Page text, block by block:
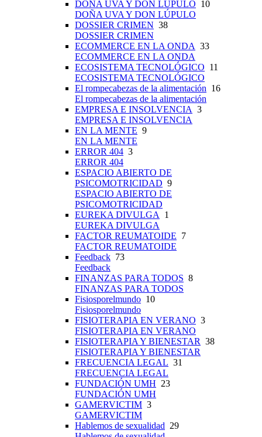
DOÑA UVA Y DON LÚPULO 10
DOÑA UVA Y DON LÚPULO
DOSSIER CRIMEN 38
DOSSIER CRIMEN
ECOMMERCE EN LA ONDA 33
ECOMMERCE EN LA ONDA
ECOSISTEMA TECNOLÓGICO 11
ECOSISTEMA TECNOLÓGICO
El rompecabezas de la alimentación 16
El rompecabezas de la alimentación
EMPRESA E INSOLVENCIA 3
EMPRESA E INSOLVENCIA
EN LA MENTE 9
EN LA MENTE
ERROR 404 3
ERROR 404
ESPACIO ABIERTO DE
PSICOMOTRICIDAD 9
ESPACIO ABIERTO DE
PSICOMOTRICIDAD
EUREKA DIVULGA
1
EUREKA DIVULGA
FACTOR REUMATOIDE 7
FACTOR REUMATOIDE
Feedback 73
Feedback
FINANZAS PARA TODOS 8
FINANZAS PARA TODOS
Fisiosporelmundo 10
Fisiosporelmundo
FISIOTERAPIA EN VERANO 3
FISIOTERAPIA EN VERANO
FISIOTERAPIA Y BIENESTAR 38
FISIOTERAPIA Y BIENESTAR
FRECUENCIA LEGAL 31
FRECUENCIA LEGAL
FUNDACIÓN UMH 23
FUNDACIÓN UMH
GAMERVICTIM 3
GAMERVICTIM
Hablemos de sexualidad 29